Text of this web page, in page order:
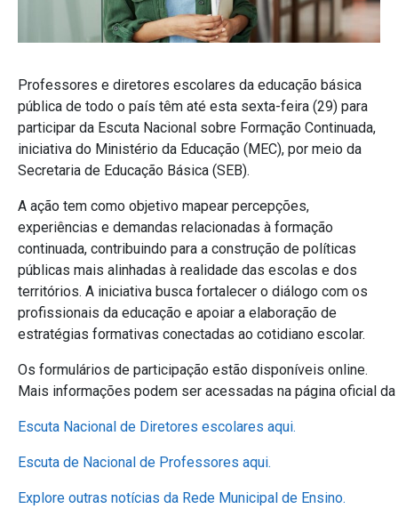
Professores e diretores escolares da educação básica
pública de todo o país têm até esta sexta-feira (29) para
participar da Escuta Nacional sobre Formação Continuada,
iniciativa do Ministério da Educação (MEC), por meio da
Secretaria de Educação Básica (SEB).
A ação tem como objetivo mapear percepções,
experiências e demandas relacionadas à formação
continuada, contribuindo para a construção de políticas
públicas mais alinhadas à realidade das escolas e dos
territórios. A iniciativa busca fortalecer o diálogo com os
profissionais da educação e apoiar a elaboração de
estratégias formativas conectadas ao cotidiano escolar.
Os formulários de participação estão disponíveis online.
Mais informações podem ser acessadas na página oficial da
Escuta Nacional de Diretores escolares aqui.
Escuta de Nacional de Professores aqui.
Explore outras notícias da Rede Municipal de Ensino.